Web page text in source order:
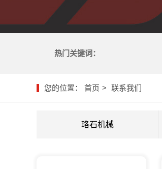
热门关键词：
您的位置： 首页 联系我们
珞石机械